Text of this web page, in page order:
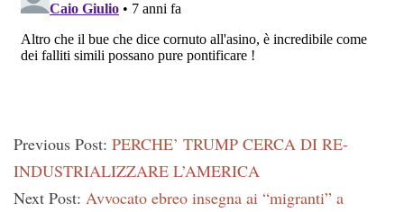
Previous Post: PERCHE’ TRUMP CERCA DI RE-
INDUSTRIALIZZARE L’AMERICA
Next Post: Avvocato ebreo insegna ai “migranti” a